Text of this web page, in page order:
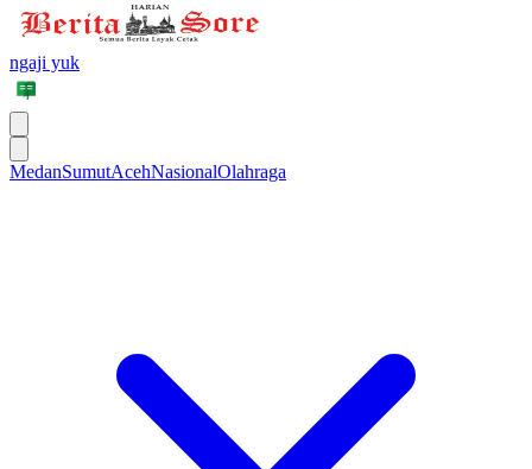
ngaji yuk
MedanSumutAcehNasionalOlahraga